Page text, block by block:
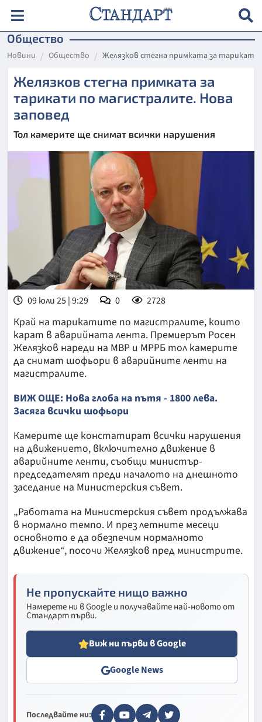
Общество
Новини Общество Желязков стегна примката за
Желязков стегна примката за
тарикати по магистралите. Нова
заповед
Тол камерите ще снимат всички нарушения
09 юли 25 | 9:29 0 2728
Край на тарикатите по магистралите, които
карат в аварийната лента. Премиерът Росен
Желязков нареди на МВР и МРРБ тол камерите
да снимат шофьори в аварийните ленти на
магистралите.
ВИЖ ОЩЕ: Нова глоба на пътя - 1800 лева.
Засяга всички шофьори
Камерите ще констатират всички нарушения
на движението, включително движение в
аварийните ленти, съобщи министър-
председателят преди началото на днешното
заседание на Министерския съвет.
„Работата на Министерския съвет продължава
в нормално темпо. И през летните месеци
основното е да обезпечим нормалното
движение“, посочи Желязков пред министрите.
Не пропускайте нищо важно
Намерете ни в Google и получавайте най-новото от
Стандарт първи.
Виж ни първи в Google
Google News
Последвайте ни: